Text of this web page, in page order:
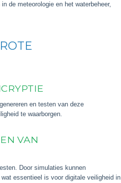
de meteorologie en het waterbeheer,
en testen van deze
te waarborgen.
VAN
Door simulaties kunnen
essentieel is voor digitale veiligheid in